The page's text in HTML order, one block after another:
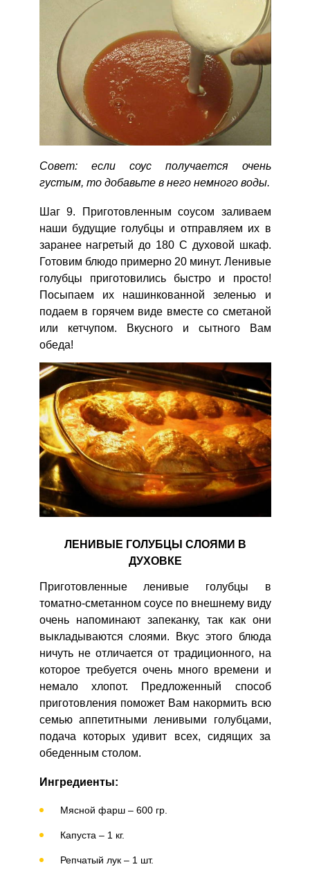
Совет: если соус получается очень
густым, то добавьте в него немного воды.
Шаг 9. Приготовленным соусом заливаем
наши будущие голубцы и отправляем их в
заранее нагретый до 180 С духовой шкаф.
Готовим блюдо примерно 20 минут. Ленивые
голубцы приготовились быстро и просто!
Посыпаем их нашинкованной зеленью и
подаем в горячем виде вместе со сметаной
или кетчупом. Вкусного и сытного Вам
обеда!
ЛЕНИВЫЕ ГОЛУБЦЫ СЛОЯМИ В
ДУХОВКЕ
Приготовленные ленивые голубцы в
томатно-сметанном соусе по внешнему виду
очень напоминают запеканку, так как они
выкладываются слоями. Вкус этого блюда
ничуть не отличается от традиционного, на
которое требуется очень много времени и
немало хлопот. Предложенный способ
приготовления поможет Вам накормить всю
семью аппетитными ленивыми голубцами,
подача которых удивит всех, сидящих за
обеденным столом.
Ингредиенты:
Мясной фарш – 600 гр.
Капуста – 1 кг.
Репчатый лук – 1 шт.